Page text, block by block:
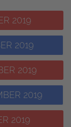
2019
2019
2019
2019
2019